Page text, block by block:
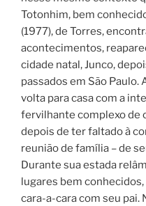
Totonhim, bem
(1977), de Torres,
acontecimentos,
cidade natal, Junco,
passados em São
volta para casa com a
fervilhante complexo de
depois de ter faltado à
reunião de família – de
Durante sua estada
lugares bem
cara-a-cara com seu pai.